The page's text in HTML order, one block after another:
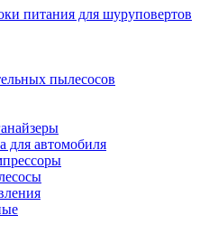
питания для шуруповертов
пылесосов
для автомобиля